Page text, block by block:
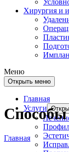
Хирургия и
Меню
Открыть меню
Главная
Услуги
Главная